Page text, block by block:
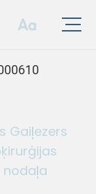
Gaiļezers
nodaļa